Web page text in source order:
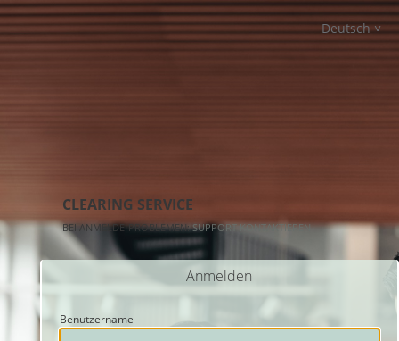
CLEARING SERVICE
BEI ANMELDE-PROBLEMEN:SUPPORT KONTAKTIEREN
Deutsch
Anmelden
Benutzername